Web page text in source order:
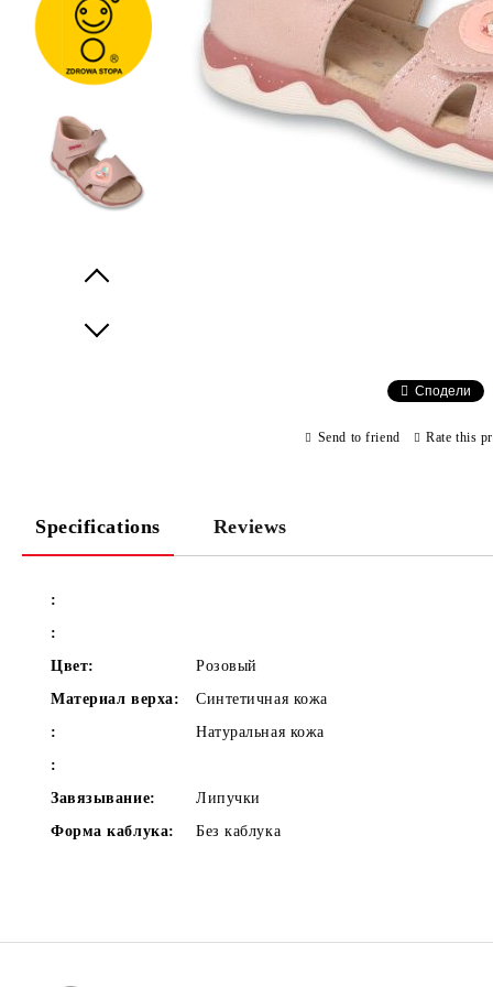
Сподели
Send to friend Rate this
Specifications Reviews
:
:
Цвет:
Розовый
Материал верха:
Синтетичная кожа
:
Натуральная кожа
:
Завязывание:
Липучки
Форма каблука:
Без каблука